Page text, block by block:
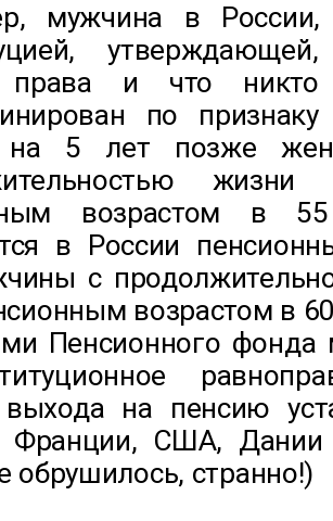
мужчина в России,
права и что
по
на 5 лет позже
возрастом в
в России
с
возрастом в
Пенсионного фонда
выхода на пенсию
Франции, США, Дании
обрушилось, странно!)